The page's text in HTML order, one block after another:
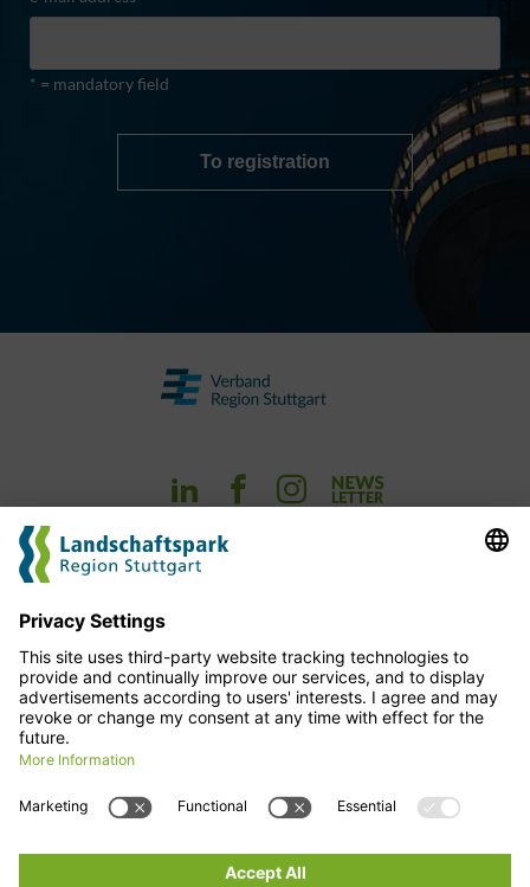
For more news
click here!
* = mandatory field
To registration
Experience
Planning
cofinance
Imprint